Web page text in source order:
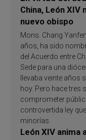
China, León XIV
nuevo obispo
Mons. Chang
años, ha sido
del Acuerdo entre
Sede para una
llevaba veinte
hoy. Pero hace tres
comprometer
controvertida ley
minorías.
León XIV anima